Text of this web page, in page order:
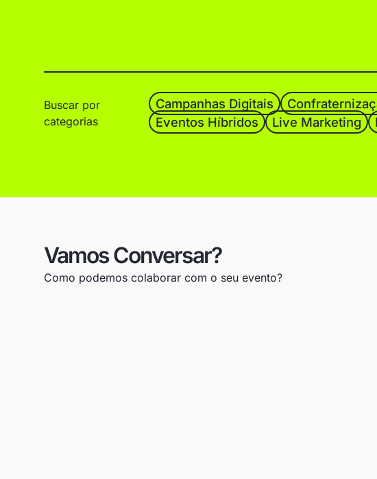
Buscar por
categorias
Campanhas Digitais
Eventos Híbridos
Live Marketing
Vamos Conversar?
Como podemos colaborar com o seu evento?